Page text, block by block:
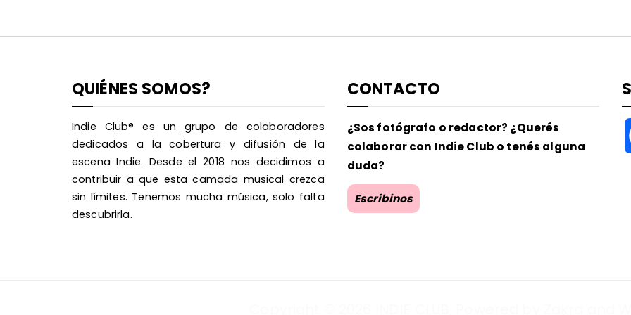
QUIÉNES SOMOS?
Indie Club® es un grupo de colaboradores
dedicados a la cobertura y difusión de la
escena Indie. Desde el 2018 nos decidimos a
contribuir a que esta camada musical crezca
sin límites. Tenemos mucha música, solo falta
descubrirla.
CONTACTO
¿Sos fotógrafo o redactor? ¿Querés
colaborar con Indie Club o tenés alguna
duda?
Escribinos